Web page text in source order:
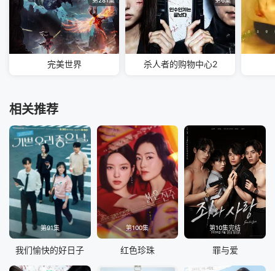
完美世界 杀人者的购物中心2
相关推荐
第91集
我们愉快的好日子
第100集
红色珍珠
第10集完结
罪与爱